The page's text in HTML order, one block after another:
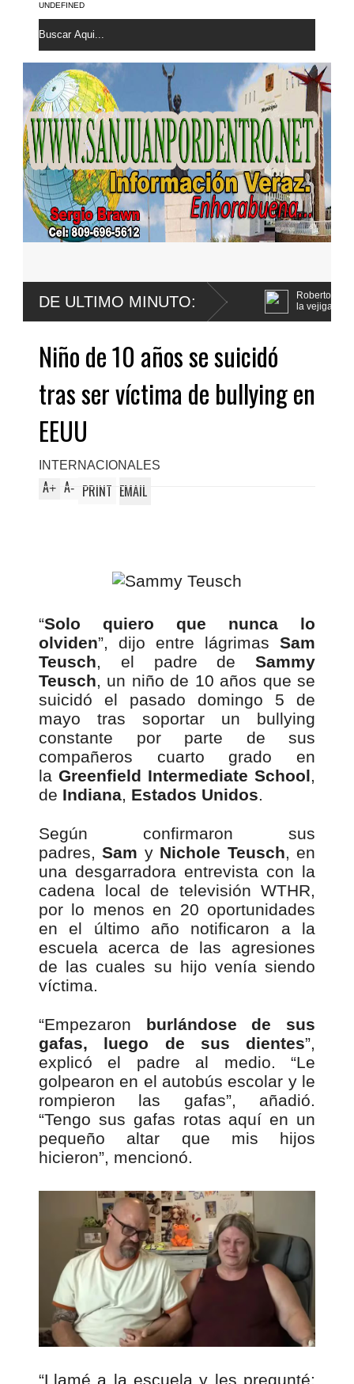
UNDEFINED
DE ULTIMO MINUTO:
Roberto Santana confirma le fue
la vejiga
Código Penal
Niño de 10 años se suicidó
tras ser víctima de bullying en
EEUU
INTERNACIONALES
A+ A- PRINT EMAIL
“Solo quiero que nunca lo
olviden”, dijo entre lágrimas Sam
Teusch, el padre de Sammy
Teusch, un niño de 10 años que se
suicidó el pasado domingo 5 de
mayo tras soportar un bullying
constante por parte de sus
compañeros cuarto grado en
la Greenfield Intermediate School,
de Indiana, Estados Unidos.
Según confirmaron sus
padres,Sam y Nichole Teusch, en
una desgarradora entrevista con la
cadena local de televisión WTHR,
por lo menos en 20 oportunidades
en el último año notificaron a la
escuela acerca de las agresiones
de las cuales su hijo venía siendo
víctima.
“Empezaron burlándose de sus
gafas, luego de sus dientes”,
explicó el padre al medio. “Le
golpearon en el autobús escolar y le
rompieron las gafas”, añadió.
“Tengo sus gafas rotas aquí en un
pequeño altar que mis hijos
hicieron”, mencionó.
“Llamé a la escuela y les pregunté: